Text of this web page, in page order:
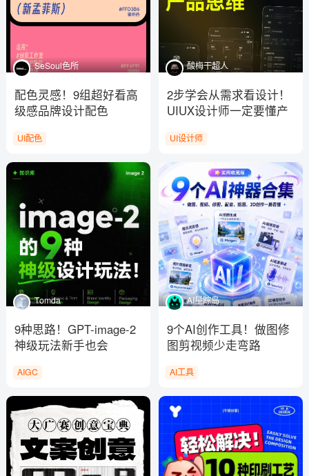
配色灵感！9组超好看高
级感品牌设计配色
SeSoul色所
UI配色
2步学会从需求看设计！
UIUX设计师一定要懂产
酸梅干超人
UI设计师
9种思路！GPT-image-2
神级玩法新手也会
Tomda
AIGC
9个AI创作工具！做图修
图剪视频少走弯路
AI星踪岛
AI工具